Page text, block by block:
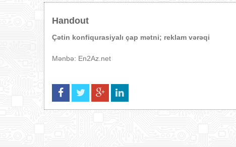
Handout
Çətin konfiqurasiyalı çap mətni; reklam vərəqi
Mənbə: En2Az.net